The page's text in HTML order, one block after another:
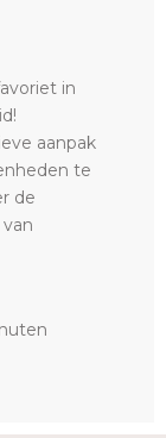
in
aanpak
te
de